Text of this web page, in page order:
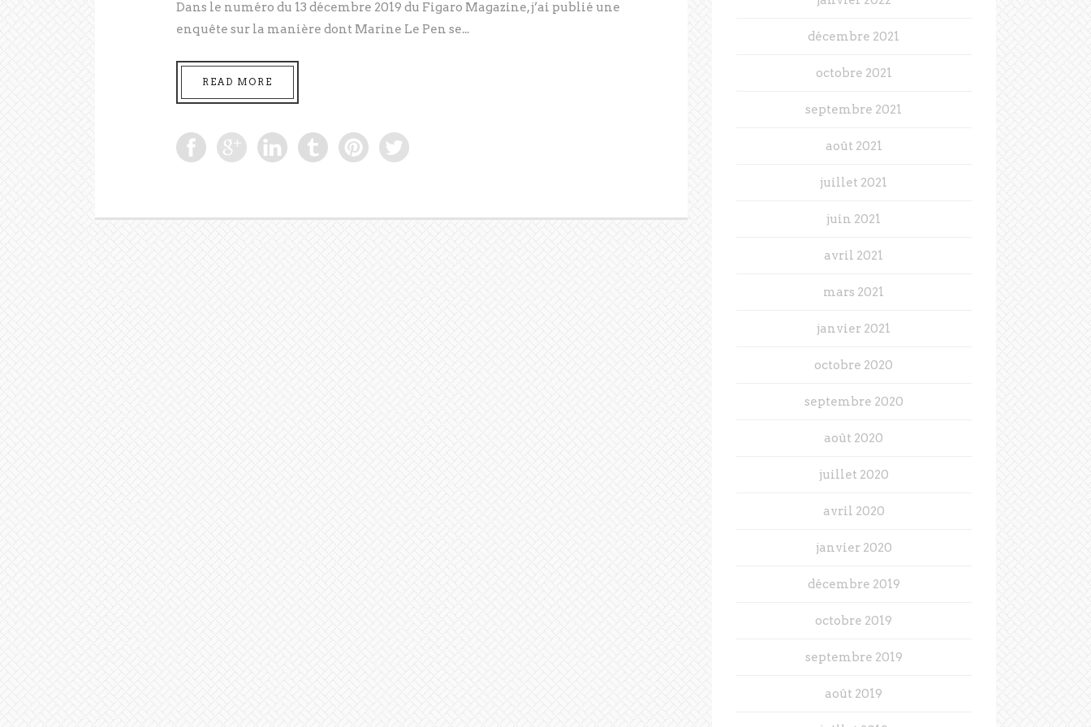
Dans le numéro du 13 décembre 2019 du Figaro Magazine, j’ai publié une
enquête sur la manière dont Marine Le Pen se...
READ MORE
décembre 2021
octobre 2021
septembre 2021
août 2021
juillet 2021
juin 2021
avril 2021
mars 2021
janvier 2021
octobre 2020
septembre 2020
août 2020
juillet 2020
avril 2020
janvier 2020
décembre 2019
octobre 2019
septembre 2019
août 2019